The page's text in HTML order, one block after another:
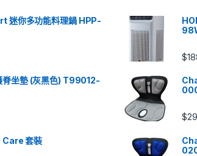
迷你多功能料理鍋 HPP-
脊坐墊 (灰黑色) T99012-
套裝
$
$